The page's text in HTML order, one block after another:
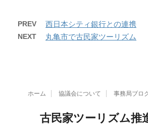
PREV 西日本シティ銀行との連携
NEXT 丸亀市で古民家ツーリズム
ホーム 協議会について 事務局ブロ
古民家ツーリズム推